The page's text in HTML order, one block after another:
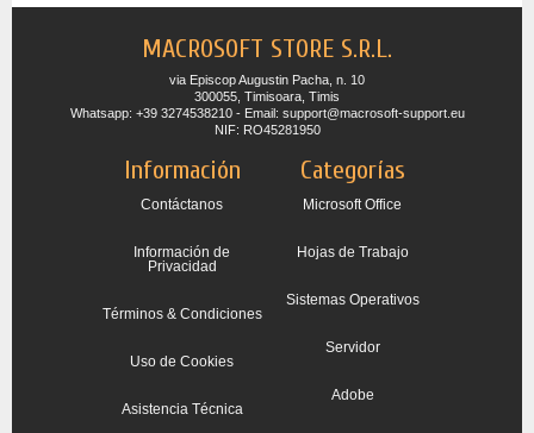
MACROSOFT STORE S.R.L.
via Episcop Augustin Pacha, n. 10
300055, Timisoara, Timis
Whatsapp: +39 3274538210 - Email: support@macrosoft-support.eu
NIF: RO45281950
Información
Contáctanos
Información de
Privacidad
Términos & Condiciones
Uso de Cookies
Asistencia Técnica
Categorías
Microsoft Office
Hojas de Trabajo
Sistemas Operativos
Servidor
Adobe